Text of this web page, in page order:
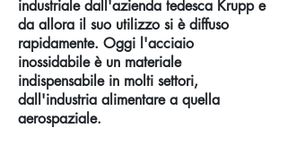
industriale dall'azienda tedesca Krupp e
da allora il suo utilizzo si è diffuso
rapidamente. Oggi l'acciaio
inossidabile è un materiale
indispensabile in molti settori,
dall'industria alimentare a quella
aerospaziale.